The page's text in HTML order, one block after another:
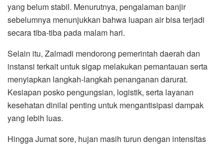
yang belum stabil. Menurutnya, pengalaman banjir
sebelumnya menunjukkan bahwa luapan air bisa terjadi
secara tiba-tiba pada malam hari.
Selain itu, Zalmadi mendorong pemerintah daerah dan
instansi terkait untuk sigap melakukan pemantauan serta
menyiapkan langkah-langkah penanganan darurat.
Kesiapan posko pengungsian, logistik, serta layanan
kesehatan dinilai penting untuk mengantisipasi dampak
yang lebih luas.
Hingga Jumat sore, hujan masih turun dengan intensitas